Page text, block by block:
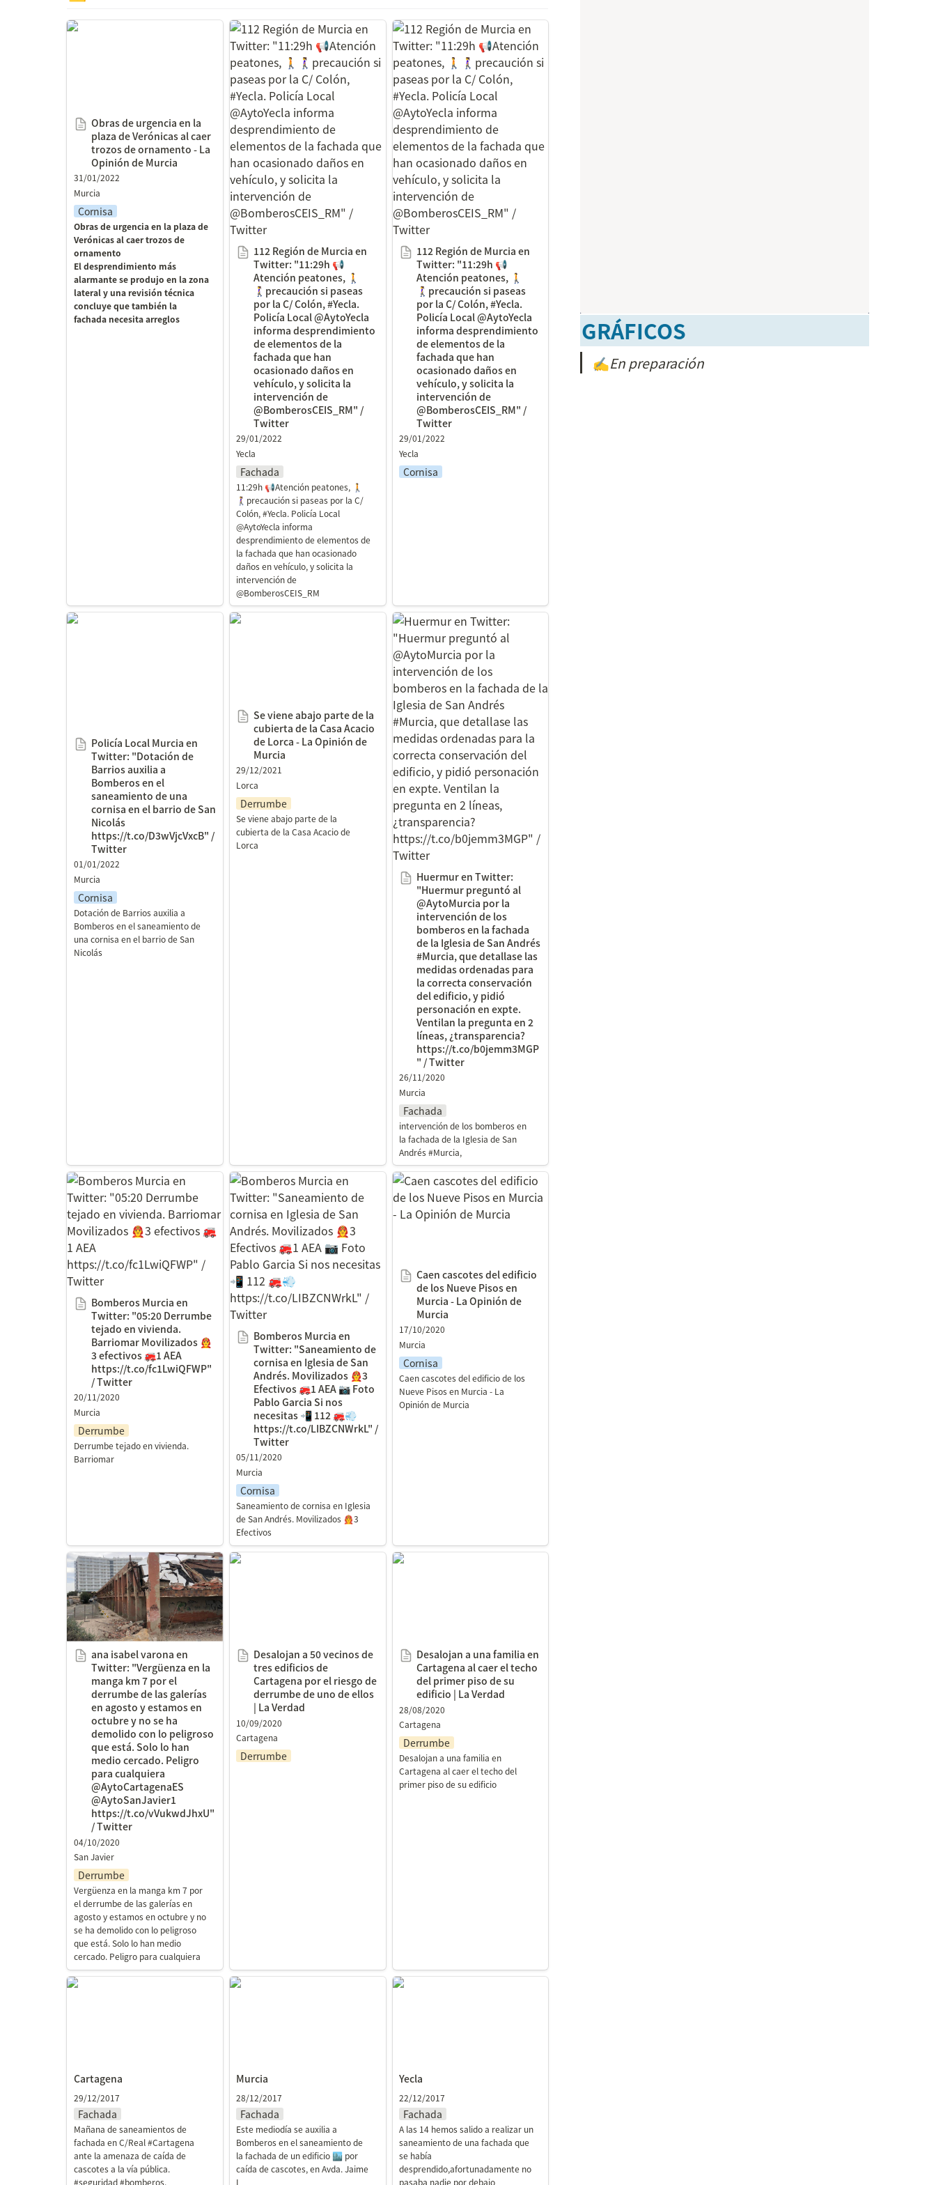
Obras de urgencia en la plaza
Obras de urgencia en la
plaza de Verónicas al caer
trozos de ornamento - La
Opinión de Murcia
31/01/2022
Murcia
Cornisa
Obras de urgencia en la plaza de
Verónicas al caer trozos de
ornamento
El desprendimiento más
alarmante se produjo en la zona
lateral y una revisión técnica
concluye que también la
fachada necesita arreglos
112 Región de Murcia en
Twitter: "11:29h 📢Atención
peatones, 🚶🚶‍♀️precaución si
paseas por la C/ Colón,
#Yecla. Policía Local
@AytoYecla informa
desprendimiento de
elementos de la fachada que
han ocasionado daños en
vehículo, y solicita la
intervención de
@BomberosCEIS_RM" /
Twitter
112 Región de Murcia en
Twitter: "11:29h 📢
Atención peatones, 🚶
🚶‍♀️precaución si paseas
por la C/ Colón, #Yecla.
Policía Local @AytoYecla
informa desprendimiento
de elementos de la
fachada que han
ocasionado daños en
vehículo, y solicita la
intervención de
@BomberosCEIS_RM" /
Twitter
29/01/2022
Yecla
Fachada
11:29h 📢Atención peatones, 🚶
🚶‍♀️precaución si paseas por la C/
Colón, #Yecla. Policía Local
@AytoYecla informa
desprendimiento de elementos de
la fachada que han ocasionado
daños en vehículo, y solicita la
intervención de
@BomberosCEIS_RM
112 Región de Murcia en
Twitter: "11:29h 📢Atención
peatones, 🚶🚶‍♀️precaución si
paseas por la C/ Colón,
#Yecla. Policía Local
@AytoYecla informa
desprendimiento de
elementos de la fachada que
han ocasionado daños en
vehículo, y solicita la
intervención de
@BomberosCEIS_RM" /
Twitter
112 Región de Murcia en
Twitter: "11:29h 📢
Atención peatones, 🚶
🚶‍♀️precaución si paseas
por la C/ Colón, #Yecla.
Policía Local @AytoYecla
informa desprendimiento
de elementos de la
fachada que han
ocasionado daños en
vehículo, y solicita la
intervención de
@BomberosCEIS_RM" /
Twitter
29/01/2022
Yecla
Cornisa
Policía Local Murcia en
Policía Local Murcia en
Twitter: "Dotación de
Barrios auxilia a
Bomberos en el
saneamiento de una
cornisa en el barrio de San
Nicolás
https://t.co/D3wVjcVxcB" /
Twitter
01/01/2022
Murcia
Cornisa
Dotación de Barrios auxilia a
Bomberos en el saneamiento de
una cornisa en el barrio de San
Nicolás
Se viene abajo parte de la
Se viene abajo parte de la
cubierta de la Casa Acacio
de Lorca - La Opinión de
Murcia
29/12/2021
Lorca
Derrumbe
Se viene abajo parte de la
cubierta de la Casa Acacio de
Lorca
Huermur en Twitter:
"Huermur preguntó al
@AytoMurcia por la
intervención de los
bomberos en la fachada de la
Iglesia de San Andrés
#Murcia, que detallase las
medidas ordenadas para la
correcta conservación del
edificio, y pidió personación
en expte. Ventilan la
pregunta en 2 líneas,
¿transparencia?
https://t.co/b0jemm3MGP" /
Twitter
Huermur en Twitter:
"Huermur preguntó al
@AytoMurcia por la
intervención de los
bomberos en la fachada
de la Iglesia de San Andrés
#Murcia, que detallase las
medidas ordenadas para
la correcta conservación
del edificio, y pidió
personación en expte.
Ventilan la pregunta en 2
líneas, ¿transparencia?
https://t.co/b0jemm3MGP
" / Twitter
26/11/2020
Murcia
Fachada
intervención de los bomberos en
la fachada de la Iglesia de San
Andrés #Murcia,
Bomberos Murcia en Twitter:
"05:20 Derrumbe tejado en
vivienda. Barriomar
Movilizados 👨‍🚒3 efectivos 🚒
1 AEA
https://t.co/fc1LwiQFWP" /
Twitter
Bomberos Murcia en
Twitter: "05:20 Derrumbe
tejado en vivienda.
Barriomar Movilizados 👨‍🚒
3 efectivos 🚒1 AEA
https://t.co/fc1LwiQFWP"
/ Twitter
20/11/2020
Murcia
Derrumbe
Derrumbe tejado en vivienda.
Barriomar
Bomberos Murcia en Twitter:
"Saneamiento de cornisa en
Iglesia de San Andrés.
Movilizados 👨‍🚒3 Efectivos 🚒
1 AEA 📷 Foto Pablo Garcia Si
nos necesitas 📲 112 🚒💨
https://t.co/LIBZCNWrkL" /
Twitter
Bomberos Murcia en
Twitter: "Saneamiento de
cornisa en Iglesia de San
Andrés. Movilizados 👨‍🚒3
Efectivos 🚒1 AEA 📷 Foto
Pablo Garcia Si nos
necesitas 📲 112 🚒💨
https://t.co/LIBZCNWrkL" /
Twitter
05/11/2020
Cornisa
Saneamiento de cornisa en Iglesia
de San Andrés. Movilizados 👨‍🚒3
Efectivos
Caen cascotes del edificio de
los Nueve Pisos en Murcia -
La Opinión de Murcia
Caen cascotes del edificio
de los Nueve Pisos en
Murcia - La Opinión de
Murcia
17/10/2020
Murcia
Cornisa
Caen cascotes del edificio de los
Nueve Pisos en Murcia - La
Opinión de Murcia
ana isabel varona en Twitter:
"Vergüenza en la manga km
7 por el derrumbe de las
galerías en agosto y estamos
en octubre y no se ha
demolido con lo peligroso
que está. Solo lo han medio
cercado. Peligro para
cualquiera
@AytoCartagenaES
@AytoSanJavier1
https://t.co/vVukwdJhxU" /
Twitter
ana isabel varona en
Twitter: "Vergüenza en la
manga km 7 por el
derrumbe de las galerías
en agosto y estamos en
octubre y no se ha
demolido con lo peligroso
que está. Solo lo han
medio cercado. Peligro
para cualquiera
@AytoCartagenaES
@AytoSanJavier1
https://t.co/vVukwdJhxU"
/ Twitter
04/10/2020
San Javier
Derrumbe
Vergüenza en la manga km 7 por
el derrumbe de las galerías en
agosto y estamos en octubre y no
se ha demolido con lo peligroso
que está. Solo lo han medio
cercado. Peligro para cualquiera
Desalojan a 50 vecinos de
Desalojan a 50 vecinos de
tres edificios de
Cartagena por el riesgo de
derrumbe de uno de ellos
| La Verdad
10/09/2020
Cartagena
Derrumbe
Desalojan a una familia en
Desalojan a una familia en
Cartagena al caer el techo
del primer piso de su
edificio | La Verdad
28/08/2020
Cartagena
Derrumbe
Desalojan a una familia en
Cartagena al caer el techo del
primer piso de su edificio
Cartagena
Cartagena
29/12/2017
Fachada
Mañana de saneamientos de
fachada en C/Real #Cartagena
ante la amenaza de caída de
cascotes a la vía pública.
#seguridad #bomberos.
Murcia
Murcia
28/12/2017
Fachada
Este mediodía se auxilia a
Bomberos en el saneamiento de
la fachada de un edificio 🏙️ por
caída de cascotes, en Avda. Jaime
I
Yecla
Yecla
22/12/2017
Fachada
A las 14 hemos salido a realizar un
saneamiento de una fachada que
se había
desprendido,afortunadamente no
pasaba nadie por debajo
GRÁFICOS
✍En preparación